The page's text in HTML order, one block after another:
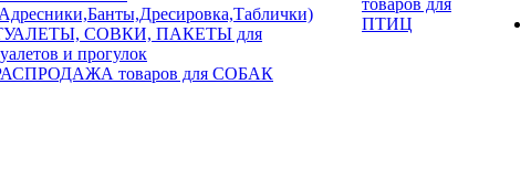
СОВКИ, ПАКЕТЫ для
и прогулок
товаров для СОБАК
товаров для
ПТИЦ